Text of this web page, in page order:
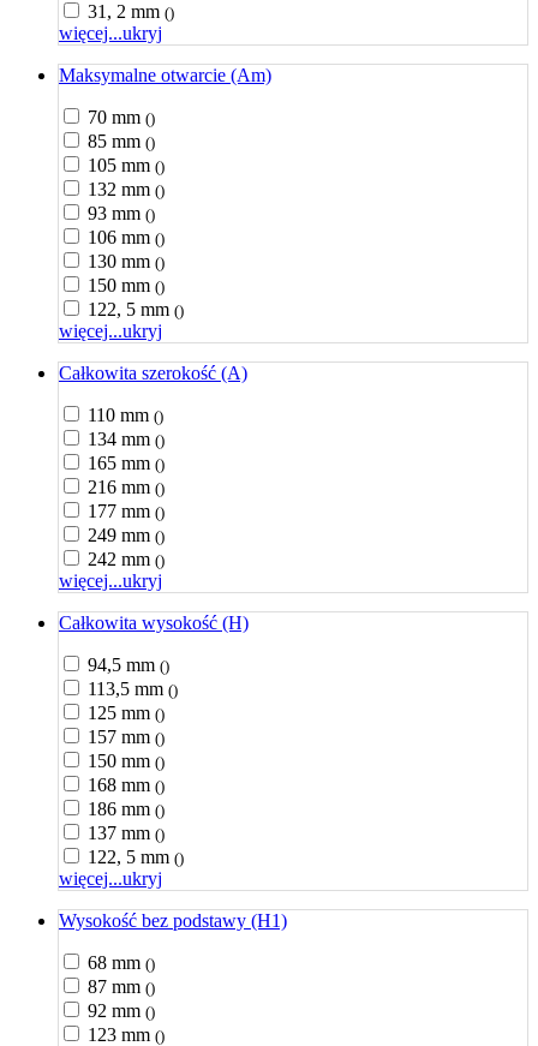
31, 2 mm ()
więcej...ukryj
Maksymalne otwarcie (Am)
70 mm ()
85 mm ()
105 mm ()
132 mm ()
93 mm ()
106 mm ()
130 mm ()
150 mm ()
122, 5 mm ()
więcej...ukryj
Całkowita szerokość (A)
110 mm ()
134 mm ()
165 mm ()
216 mm ()
177 mm ()
249 mm ()
242 mm ()
więcej...ukryj
Całkowita wysokość (H)
94,5 mm ()
113,5 mm ()
125 mm ()
157 mm ()
150 mm ()
168 mm ()
186 mm ()
137 mm ()
122, 5 mm ()
więcej...ukryj
Wysokość bez podstawy (H1)
68 mm ()
87 mm ()
92 mm ()
123 mm ()